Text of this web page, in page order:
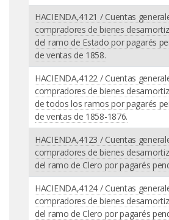
HACIENDA,4121 / Cuentas
compradores de bienes
del ramo de Estado por pagarés
de ventas de 1858.
HACIENDA,4122 / Cuentas
compradores de bienes
de todos los ramos por pagarés
de ventas de 1858-1876.
HACIENDA,4123 / Cuentas
compradores de bienes
del ramo de Clero por pagarés
HACIENDA,4124 / Cuentas
compradores de bienes
del ramo de Clero por pagarés